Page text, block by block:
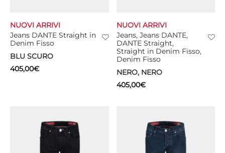
Jeans DANTE Straight in
Denim Fisso
BLU SCURO
NUOVI ARRIVI
405,00€
Jeans, Jeans DANTE,
DANTE Straight,
Straight in Denim Fisso,
Denim Fisso
NERO, NERO
NUOVI ARRIVI
405,00€